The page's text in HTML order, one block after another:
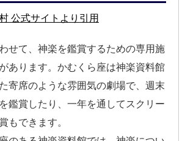
公式サイトより引用
せて、神楽を鑑賞するための専用施
あります。かむくら座は神楽資料館
寄席のような雰囲気の劇場で、週末
鑑賞したり、一年を通してスクリー
もできます。